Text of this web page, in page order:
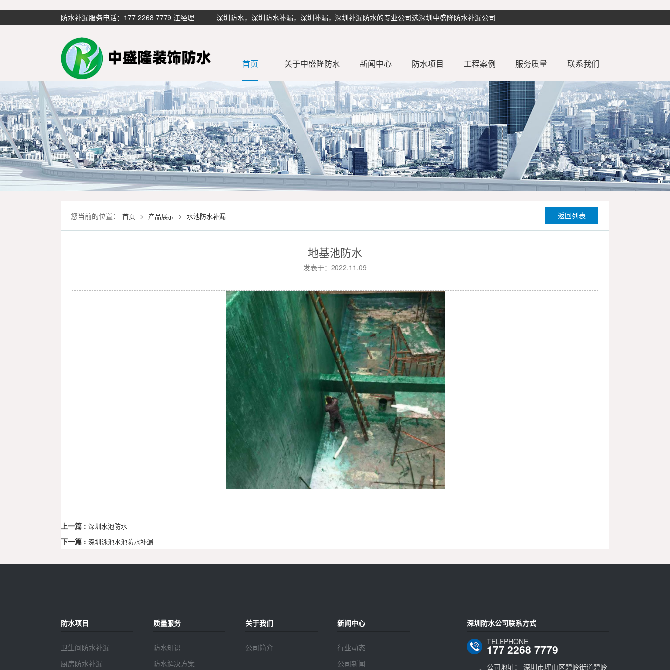
防水补漏服务电话：177 2268 7779 江经理 深圳防水，深圳防水补漏，深圳补漏，深圳补漏防水的专业公司选深圳中盛隆防水补漏公司
首页 关于中盛隆防水
公司简介
新闻中心
行业动态 公司新闻 常见问题
防水项目
卫生间防水补漏 厨房防水补漏 楼面防水补漏 阳台防水补漏
外墙防水补漏 窗台防水补漏 水池防水补漏 彩钢瓦防水翻新
地下室防水补漏 厂房防水补漏
工程案例
防水补漏案例
服务质量
防水知识 防水解决方案
联系我们
返回列表
您当前的位置： 首页 > 产品展示 > 水池防水补漏
地基池防水
发表于：2022.11.09
上一篇 : 深圳水池防水
下一篇 : 深圳泳池水池防水补漏
防水项目
卫生间防水补漏
厨房防水补漏
质量服务
防水知识
防水解决方案
关于我们
公司简介
新闻中心
行业动态
公司新闻
深圳防水公司联系方式
TELEPHONE
177 2268 7779
公司地址： 深圳市坪山区碧岭街道碧岭